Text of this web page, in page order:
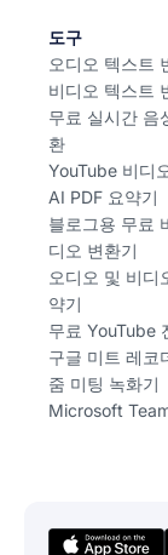
도구
오디오 텍스트
비디오 텍스트
무료 실시간 음
환
YouTube 비디
AI PDF 요약기
블로그용 무료
디오 변환기
오디오 및 비디
약기
무료 YouTube
구글 미트 레코
줌 미팅 녹화기
Microsoft